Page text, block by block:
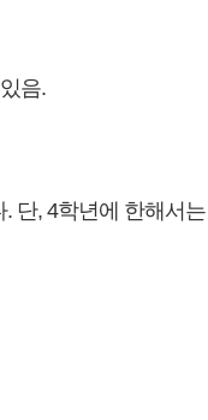
음.
단, 4학년에 한해서